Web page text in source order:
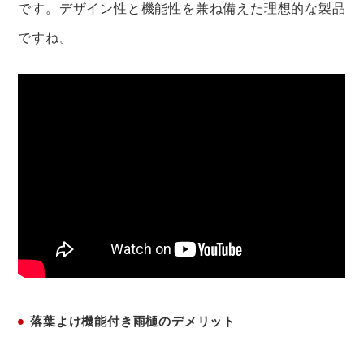
です。デザイン性と機能性を兼ね備えた理想的な製品
ですね。
落葉よけ機能付き雨樋のデメリット